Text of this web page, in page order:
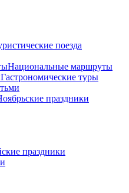
поезда
Национальные маршруты
Гастрономические туры
праздники
праздники